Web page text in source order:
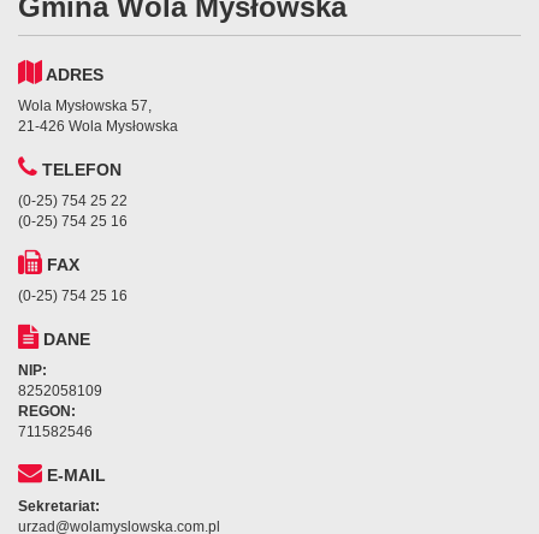
ADRES
Wola Mysłowska 57,
21-426 Wola Mysłowska
TELEFON
(0-25) 754 25 22
(0-25) 754 25 16
FAX
(0-25) 754 25 16
DANE
NIP:
8252058109
REGON:
711582546
E-MAIL
Sekretariat:
urzad@wolamyslowska.com.pl